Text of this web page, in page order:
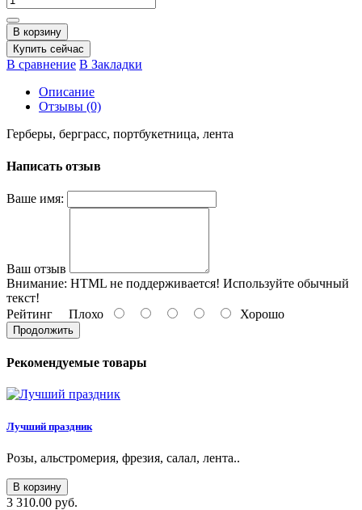
В корзину
Купить сейчас
В сравнение В Закладки
Описание
Отзывы (0)
Герберы, берграсс, портбукетница, лента
Написать отзыв
Ваше имя:
Ваш отзыв
Внимание: HTML не поддерживается! Используйте обычный
текст!
Рейтинг Плохо Хорошо
Продолжить
Рекомендуемые товары
Лучший праздник
Розы, альстромерия, фрезия, салал, лента..
В корзину
3 310.00 руб.